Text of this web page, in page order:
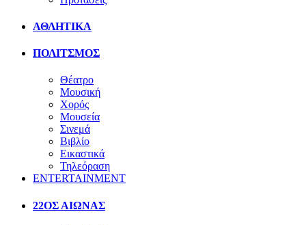
ΑΘΛΗΤΙΚΑ
ΠΟΛΙΤΣΜΟΣ
Θέατρο
Μουσική
Χορός
Μουσεία
Σινεμά
Βιβλίο
Εικαστικά
Τηλεόραση
ENTERTAINMENT
22ΟΣ ΑΙΩΝΑΣ